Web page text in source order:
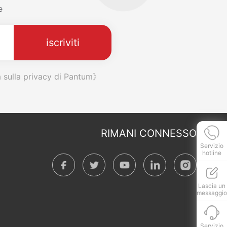
iscriviti
privacy di Pantum》
RIMANI CONNESSO
Servizio
hotline
Lascia un
messaggio